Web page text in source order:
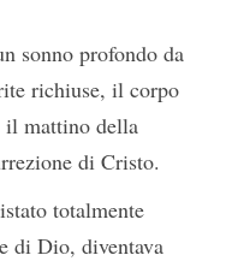
sonno profondo da
richiuse, il corpo
il mattino della
di Cristo.
totalmente
di Dio, diventava